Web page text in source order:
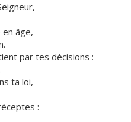
en âge,
ent par tes décisions :
ta loi,
: